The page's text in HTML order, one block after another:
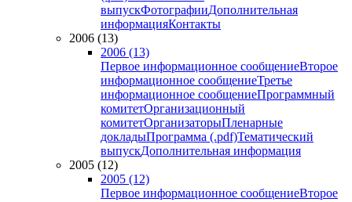
выпускФотографииДополнительная
информацияКонтакты
2006 (13)
2006 (13)
Первое информационное сообщениеВторое
информационное сообщениеТретье
информационное сообщениеПрограммный
комитетОрганизационный
комитетОрганизаторыПленарные
докладыПрограмма (.pdf)Тематический
выпускДополнительная информация
2005 (12)
2005 (12)
Первое информационное сообщениеВторое